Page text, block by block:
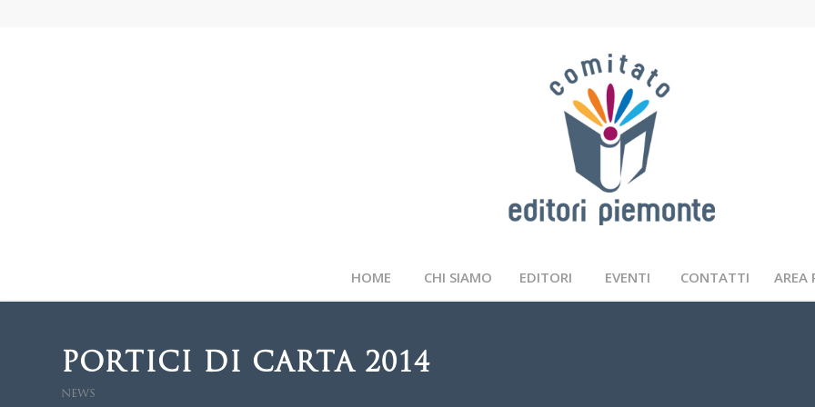
HOME CHI SIAMO EDITORI EVENTI CONTATTI AREA
PORTICI DI CARTA 2014
NEWS